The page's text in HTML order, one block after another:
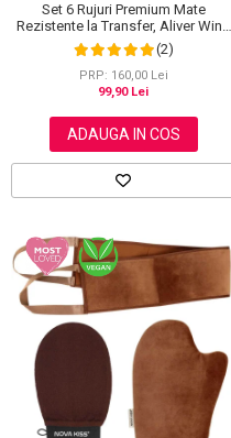
Set 6 Rujuri Premium Mate
Rezistente la Transfer, Aliver Wine
Lip Tint Waterproof, 7 g X 6 buc
(2)
PRP: 160,00 Lei
99,90 Lei
ADAUGA IN COS